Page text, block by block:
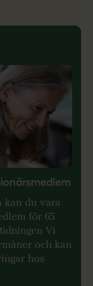
kan du vara
för 65
Vi
och kan
hos